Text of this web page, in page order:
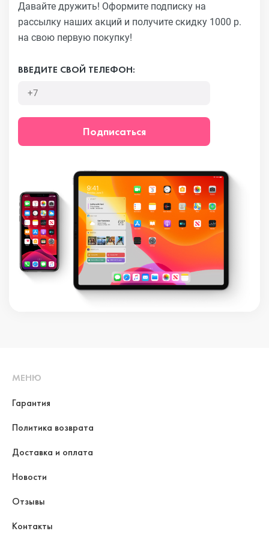
Давайте дружить! Оформите подписку на
рассылку наших акций и получите скидку 1000 р.
на свою первую покупку!
ВВЕДИТЕ СВОЙ ТЕЛЕФОН:
Подписаться
МЕНЮ
Гарантия
Политика возврата
Доставка и оплата
Новости
Отзывы
Контакты